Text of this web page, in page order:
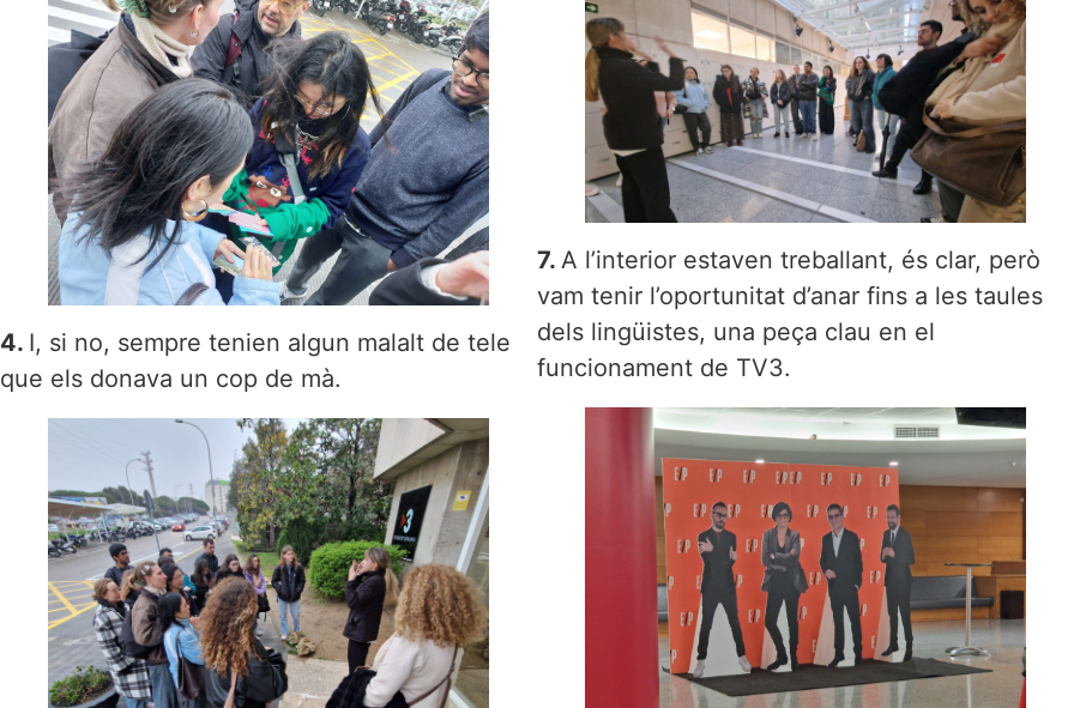
4. I, si no, sempre tenien algun malalt de tele
que els donava un cop de mà.
7. A l’interior estaven treballant, és clar, però
vam tenir l’oportunitat d’anar fins a les taules
dels lingüistes, una peça clau en el
funcionament de TV3.